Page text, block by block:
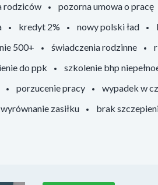
rodziców pozorna umowa o pracę
kredyt 2% nowy polski ład
500+ świadczenia rodzinne
do ppk szkolenie bhp
porzucenie pracy wypadek w
wyrównanie zasiłku brak